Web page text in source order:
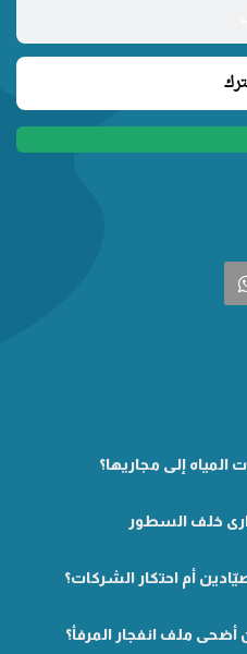
واتساب
إلى مجاريها؟
خلف السطور
أم احتكار الشركات؟
ملف انفجار المرفأ؟